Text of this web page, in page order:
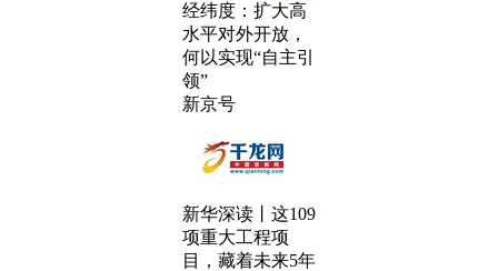
经纬度：扩大高
水平对外开放，
何以实现“自主引
领”
新京号
新华深读丨这109
项重大工程项
目，藏着未来5年